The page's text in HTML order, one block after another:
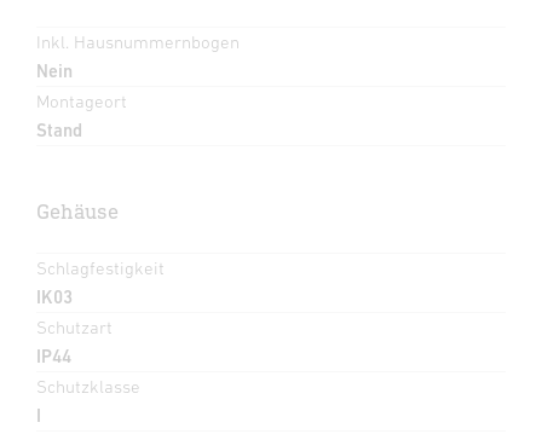
Inkl. Hausnummernbogen
Nein
Montageort
Stand
Gehäuse
Schlagfestigkeit
IK03
Schutzart
IP44
Schutzklasse
I